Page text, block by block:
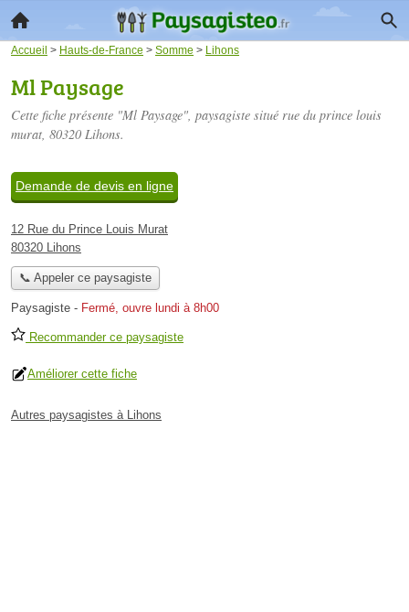
Accueil > Hauts-de-France > Somme > Lihons
Ml Paysage
Cette fiche présente "Ml Paysage", paysagiste situé rue du prince louis
murat, 80320 Lihons.
Demande de devis en ligne
12 Rue du Prince Louis Murat
80320 Lihons
📞 Appeler ce paysagiste
Paysagiste - Fermé, ouvre lundi à 8h00
Recommander ce paysagiste
Améliorer cette fiche
Autres paysagistes à Lihons